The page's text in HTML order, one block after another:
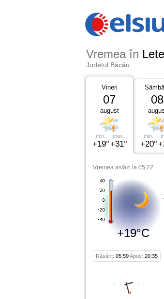
Vremea în
Județul Bacău
Vineri
07
august
min.
+19°
max.
+31°
08
min.
+20°
Vremea astăzi la 05:22
+19°C
Răsărit: 05:59Apus: 20:35